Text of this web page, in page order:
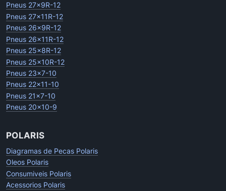
Pneus 27x9R-12
Pneus 27x11R-12
Pneus 26x9R-12
Pneus 26x11R-12
Pneus 25x8R-12
Pneus 25x10R-12
Pneus 23x7-10
Pneus 22x11-10
Pneus 21x7-10
Pneus 20x10-9
POLARIS
Diagramas de Pecas Polaris
Oleos Polaris
Consumiveis Polaris
Acessorios Polaris